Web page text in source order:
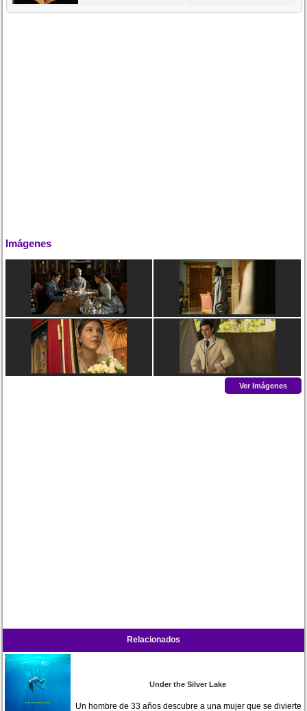
Imágenes
Ver Imágenes
Relacionados
Under the Silver Lake
Un hombre de 33 años descubre a una mujer que se divierte